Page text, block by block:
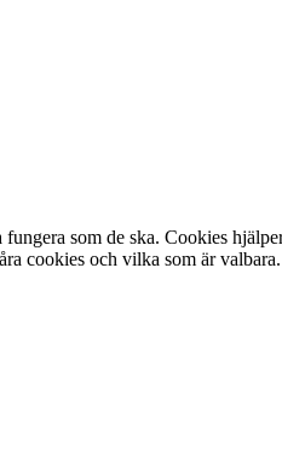
som de ska. Cookies
cookies och vilka som är valbara.